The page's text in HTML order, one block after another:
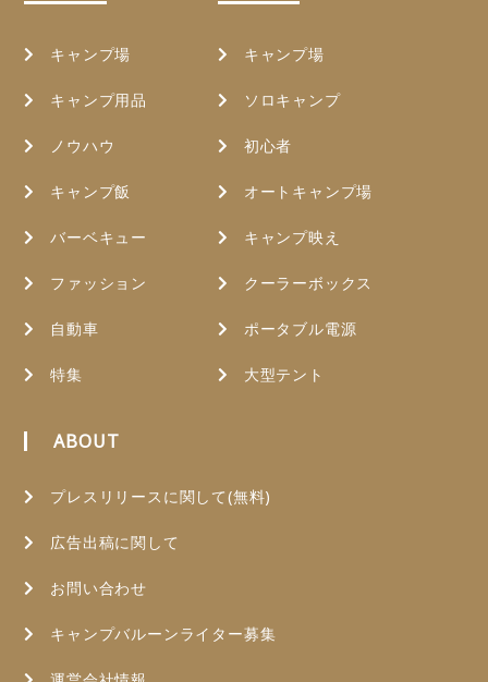
キャンプ場
キャンプ用品
ノウハウ
キャンプ飯
バーベキュー
ファッション
自動車
特集
キャンプ場
ソロキャンプ
初心者
オートキャンプ場
キャンプ映え
クーラーボックス
ポータブル電源
大型テント
ABOUT
プレスリリースに関して(無料)
広告出稿に関して
お問い合わせ
キャンプバルーンライター募集